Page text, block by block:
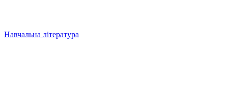
Навчальна література